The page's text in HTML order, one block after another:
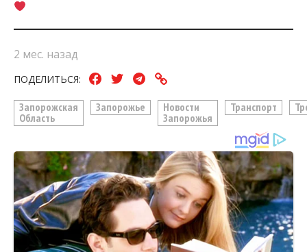
2 мес. назад
ПОДЕЛИТЬСЯ:
Запорожская
Область
Запорожье
Новости
Запорожья
Транспорт